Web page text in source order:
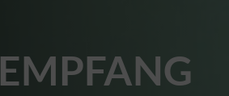
EMPFANG